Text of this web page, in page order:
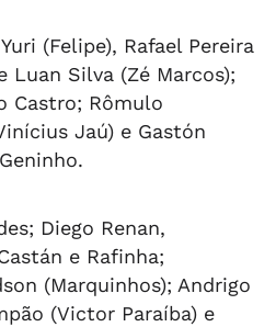
(Felipe), Rafael Pereira
Luan Silva (Zé Marcos);
Castro; Rômulo
Jaú) e Gastón
Diego Renan,
e Rafinha;
(Marquinhos); Andrigo
(Victor Paraíba) e